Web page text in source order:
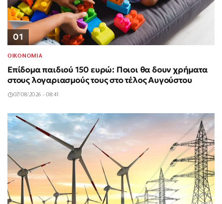
01
ΟΙΚΟΝΟΜΙΑ
Επίδομα παιδιού 150 ευρώ: Ποιοι θα δουν χρήματα
στους λογαριασμούς τους στο τέλος Αυγούστου
07/08/2026 - 08:41